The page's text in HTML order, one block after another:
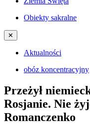
Obiekty sakralne
✕
Aktualności
obóz koncentracyjny
Przeżył
Rosjanie. Nie
Romanczenko